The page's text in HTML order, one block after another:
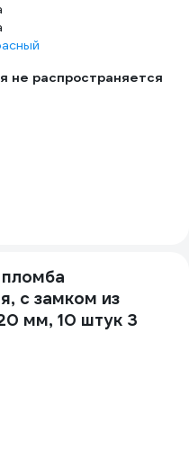
не распространяется
с замком из
мм, 10 штук 3